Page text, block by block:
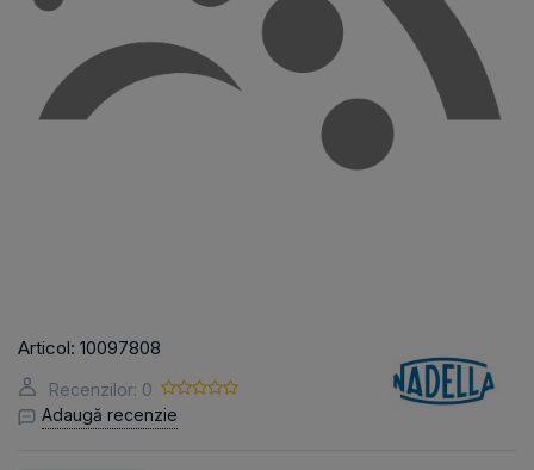
Articol: 10097808
Recenzilor: 0
Adaugă recenzie